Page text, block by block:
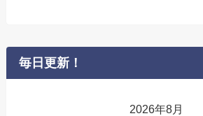
毎日更新！
2026年8月